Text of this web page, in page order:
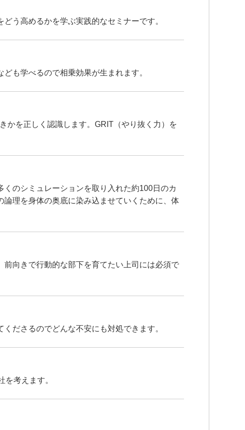
う高めるかを学ぶ実践的なセミナーです。
も学べるので相乗効果が生まれます。
かを正しく認識します。GRIT（やり抜く力）を
のシミュレーションを取り入れた約100日のカ
理を身体の奥底に染み込ませていくために、体
向きで行動的な部下を育てたい上司には必須で
ださるのでどんな不安にも対処できます。
考えます。